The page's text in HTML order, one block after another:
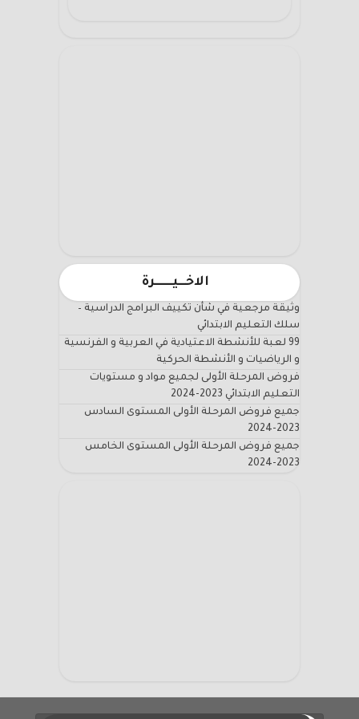
الاخـــيـــــــرة
وثيقة مرجعية في شأن تكييف البرامج الدراسية –
سلك التعليم الابتدائي
99 لعبة للأنشطة الاعتيادية في العربية و الفرنسية
و الرياضيات و الأنشطة الحركية
فروض المرحلة الأولى لجميع مواد و مستويات
التعليم الابتدائي 2023-2024
جميع فروض المرحلة الأولى المستوى السادس
2023-2024
جميع فروض المرحلة الأولى المستوى الخامس
2023-2024